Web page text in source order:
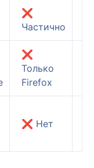
❌
Частично
❌
Только
Firefox
❌ Нет